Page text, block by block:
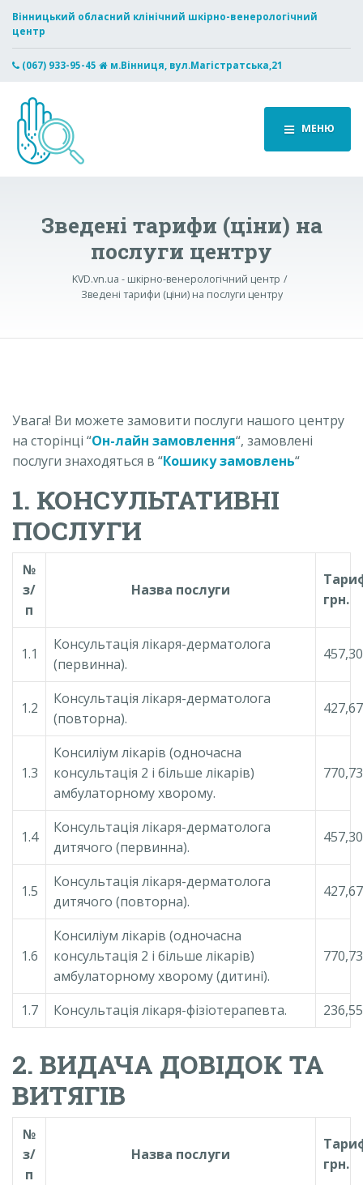
Вінницький обласний клінічний шкірно-венерологічний
центр
(067) 933-95-45 м.Вінниця, вул.Магістратська,21
МЕНЮ
Зведені тарифи (ціни) на
послуги центру
KVD.vn.ua - шкірно-венерологічний центр
Зведені тарифи (ціни) на послуги центру
Увага! Ви можете замовити послуги нашого центру
на сторінці “Он-лайн замовлення“, замовлені
послуги знаходяться в “Кошику замовлень“
1. КОНСУЛЬТАТИВНІ
ПОСЛУГИ
№
з/
п
Назва послуги
грн.
1.1
Консультація лікаря-дерматолога
(первинна).
457,30
1.2
Консультація лікаря-дерматолога
(повторна).
427,67
1.3
Консиліум лікарів (одночасна
консультація 2 і більше лікарів)
амбулаторному хворому.
770,73
1.4
Консультація лікаря-дерматолога
дитячого (первинна).
457,30
1.5
Консультація лікаря-дерматолога
дитячого (повторна).
427,67
1.6
Консиліум лікарів (одночасна
консультація 2 і більше лікарів)
амбулаторному хворому (дитині).
770,73
1.7 Консультація лікаря-фізіотерапевта. 236,55
2. ВИДАЧА ДОВІДОК ТА
ВИТЯГІВ
№
з/
п
Назва послуги
грн.